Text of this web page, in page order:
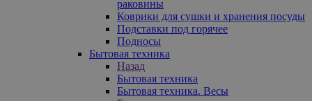
раковины
Коврики для сушки и хранения посуды
Подставки под горячее
Подносы
Бытовая техника
Назад
Бытовая техника
Бытовая техника. Весы